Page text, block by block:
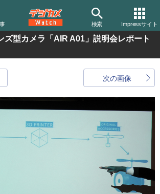
検索 Impressサイト
ズ型カメラ「AIR A01」説明会レポート
次の画像